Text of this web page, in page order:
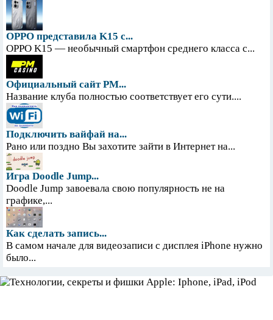
OPPO представила K15 с...
OPPO K15 — необычный смартфон среднего класса с...
Официальный сайт PM...
Название клуба полностью соответствует его сути....
Подключить вайфай на...
Рано или поздно Вы захотите зайти в Интернет на...
Игра Doodle Jump...
Doodle Jump завоевала свою популярность не на
графике,...
Как сделать запись...
В самом начале для видеозаписи с дисплея iPhone нужно
было...